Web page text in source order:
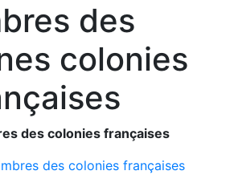
des
colonies
des colonies françaises
des colonies françaises